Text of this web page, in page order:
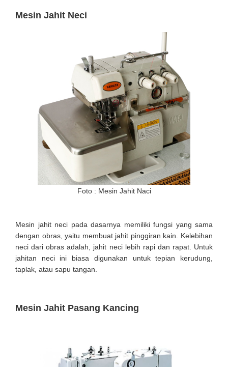
Mesin Jahit Neci
Foto : Mesin Jahit Naci
Mesin jahit neci pada dasarnya memiliki fungsi yang sama
dengan obras, yaitu membuat jahit pinggiran kain. Kelebihan
neci dari obras adalah, jahit neci lebih rapi dan rapat. Untuk
jahitan neci ini biasa digunakan untuk tepian kerudung,
taplak, atau sapu tangan.
Mesin Jahit Pasang Kancing